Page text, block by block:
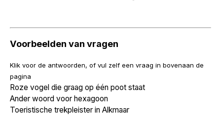
Voorbeelden van vragen
Klik voor de antwoorden, of vul zelf een vraag in bovenaan de
pagina
Roze vogel die graag op één poot staat
Ander woord voor hexagoon
Toeristische trekpleister in Alkmaar